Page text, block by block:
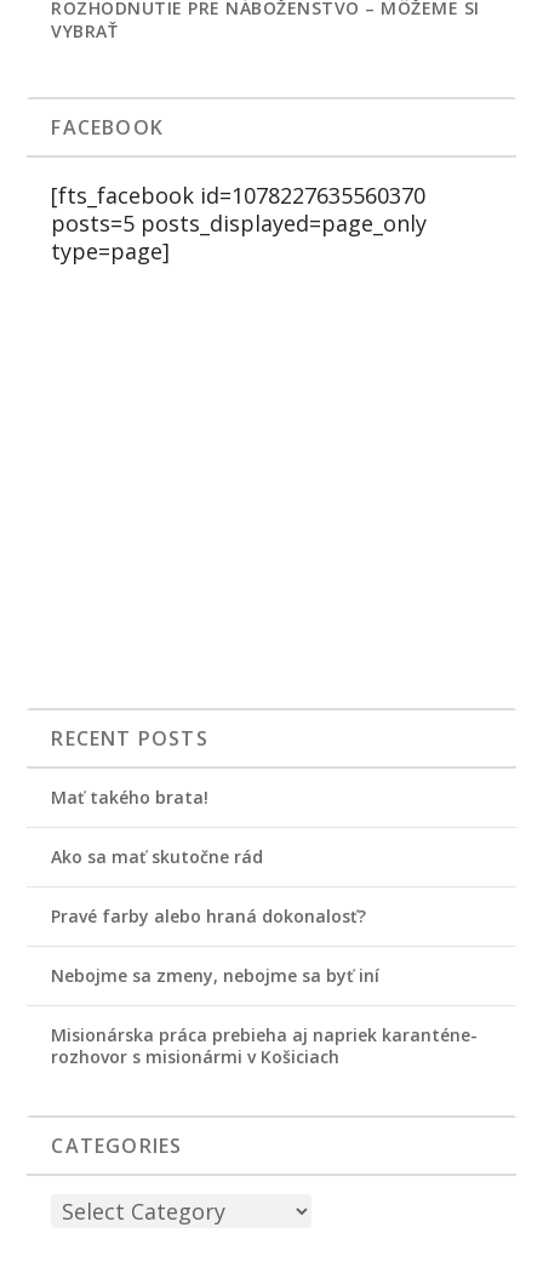
ROZHODNUTIE PRE NÁBOŽENSTVO – MÔŽEME SI
VYBRAŤ
FACEBOOK
[fts_facebook id=1078227635560370
posts=5 posts_displayed=page_only
type=page]
RECENT POSTS
Mať takého brata!
Ako sa mať skutočne rád
Pravé farby alebo hraná dokonalosť?
Nebojme sa zmeny, nebojme sa byť iní
Misionárska práca prebieha aj napriek karanténe-
rozhovor s misionármi v Košiciach
CATEGORIES